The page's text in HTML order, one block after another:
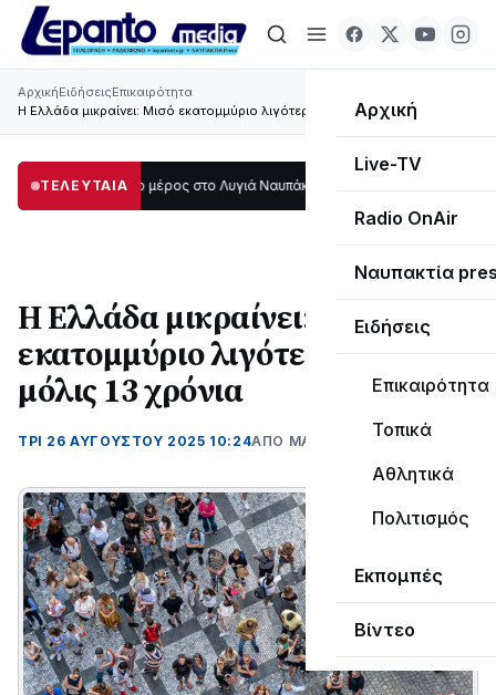
Αρχική
Live-TV
Radio OnAir
Ναυπακτία
Ειδήσεις
Επικαιρότητα
Τοπικά
Αθλητικά
Πολιτισμός
Εκπομπές
Βίντεο
ΑρχικήΕιδήσειςΕπικαιρότητα
Η Ελλάδα μικραίνει: Μισό εκατομμύριο λιγότεροι σε μόλις 13 χρόνια
ΤΕΛΕΥΤΑΙΑ
μεγάλο μέρος στο Λυγιά Ναυπάκτου 12:08 Σε τροχιά υλοποίησης η
Η Ελλάδα μικραίνει: Μισό
εκατομμύριο λιγότεροι σε
μόλις 13 χρόνια
ΤΡΊ 26 ΑΥΓΟΎΣΤΟΥ 2025 10:24ΑΠΌ ΜΑΝΤΩ ΚΑΠΕΝΤΖΩΝΗ